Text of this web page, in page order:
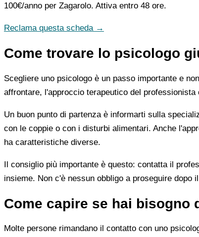
100€/anno per Zagarolo. Attiva entro 48 ore.
Reclama questa scheda →
Come trovare lo psicologo
Scegliere uno psicologo è un passo importante e
affrontare, l'approccio terapeutico del
Un buon punto di partenza è informarti sulla
con le coppie o con i disturbi alimentari. Anche
ha caratteristiche diverse.
Il consiglio più importante è questo: contatta il
insieme. Non c'è nessun obbligo a proseguire dopo
Come capire se hai bisogno
Molte persone rimandano il contatto con uno